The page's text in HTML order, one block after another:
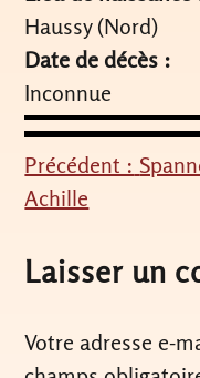
Haussy (Nord)
Date de décès :
Inconnue
Navigation
de
l’article
Précédent :
Achille
Laisser un
Votre adresse e-